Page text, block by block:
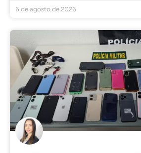
6 de agosto de 2026